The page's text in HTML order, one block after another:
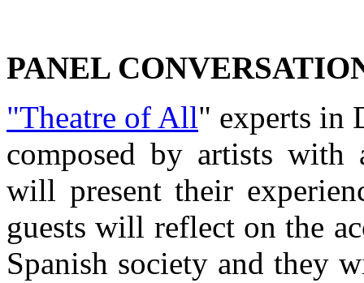
PANEL
"Theatre of All" experts in
composed by artists
will present their
guests will reflect on the
Spanish society and they